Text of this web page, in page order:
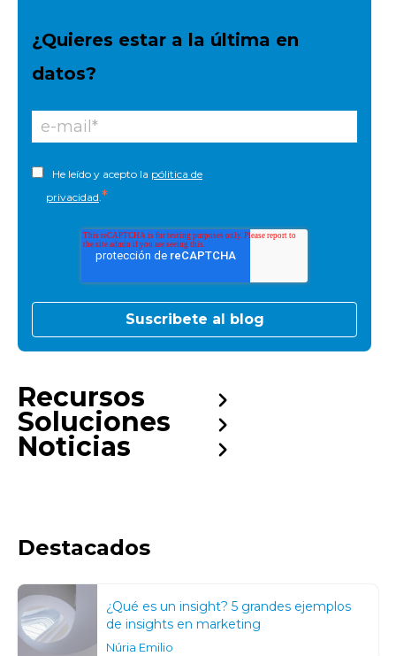
¿Quieres estar a la última en
datos?
He leído y acepto la pólitica de
privacidad.*
Recursos
Soluciones
Noticias
Destacados
¿Qué es un insight? 5 grandes ejemplos
de insights en marketing
Núria Emilio